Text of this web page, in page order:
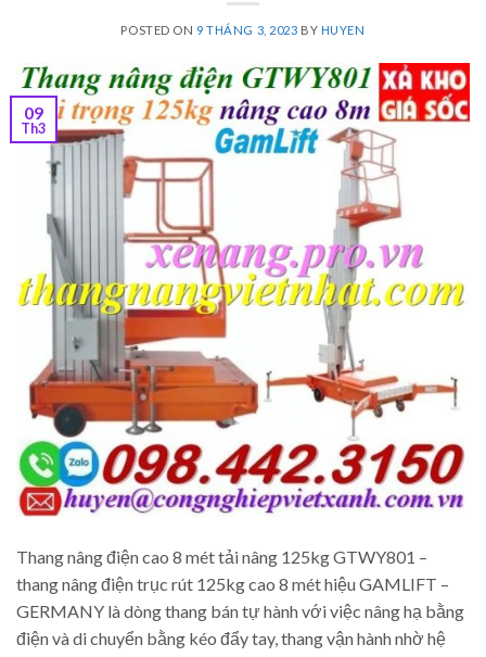
POSTED ON 9 THÁNG 3, 2023 BY HUYEN
09
Th3
Thang nâng điện cao 8 mét tải nâng 125kg GTWY801 –
thang nâng điện trục rút 125kg cao 8 mét hiệu GAMLIFT –
GERMANY là dòng thang bán tự hành với việc nâng hạ bằng
điện và di chuyển bằng kéo đẩy tay, thang vận hành nhờ hệ